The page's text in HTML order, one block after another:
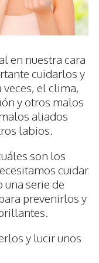
en nuestra cara
cuidarlos y
el clima,
y otros malos
aliados
labios.
son los
cuidar
una serie de
prevenirlos y
y lucir unos